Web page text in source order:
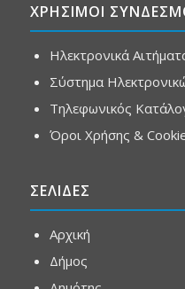
ΧΡΗΣΙΜΟΙ
Ηλεκτρονικά
Σύστημα
Τηλεφωνικός
Όροι Χρήσης &
ΣΕΛΙΔΕΣ
Αρχική
Δήμος